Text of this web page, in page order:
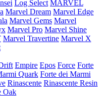
Log Select MARVEL
Marvel Dream Marvel Edge
Marvel Gems Marvel
Marvel Pro Marvel Shine
Marvel Travertine Marvel X
Empire Epos Force Forte
Quark Forte dei Marmi
Rinascente Rinascente Resin
Oak